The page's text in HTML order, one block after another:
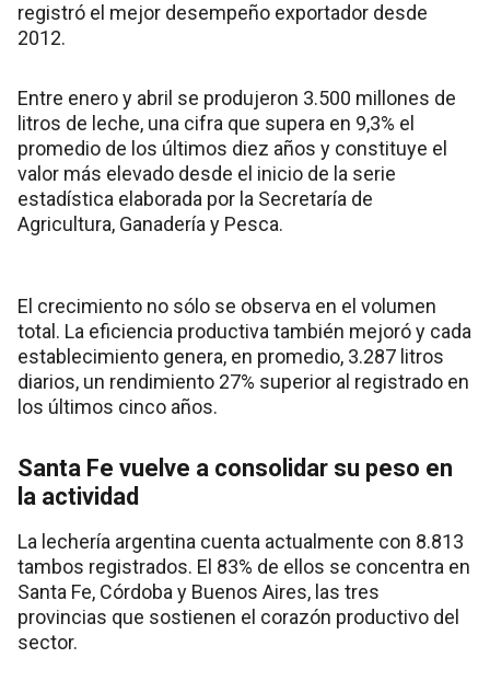
registró el mejor desempeño exportador desde
2012.
Entre enero y abril se produjeron 3.500 millones de
litros de leche, una cifra que supera en 9,3% el
promedio de los últimos diez años y constituye el
valor más elevado desde el inicio de la serie
estadística elaborada por la Secretaría de
Agricultura, Ganadería y Pesca.
El crecimiento no sólo se observa en el volumen
total. La eficiencia productiva también mejoró y cada
establecimiento genera, en promedio, 3.287 litros
diarios, un rendimiento 27% superior al registrado en
los últimos cinco años.
Santa Fe vuelve a consolidar su peso en
la actividad
La lechería argentina cuenta actualmente con 8.813
tambos registrados. El 83% de ellos se concentra en
Santa Fe, Córdoba y Buenos Aires, las tres
provincias que sostienen el corazón productivo del
sector.